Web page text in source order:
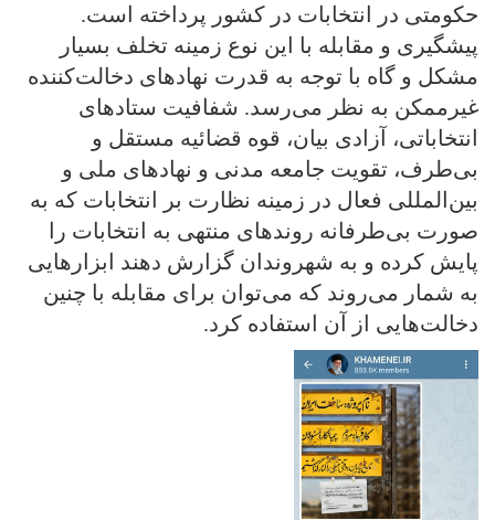
حکومتی در انتخابات در کشور پرداخته است.
پیشگیری و مقابله با این نوع زمینه تخلف بسیار
مشکل و گاه با توجه به قدرت نهادهای دخالت‌کننده
غیرممکن به نظر می‌رسد. شفافیت ستادهای
انتخاباتی، آزادی بیان، قوه قضائیه مستقل و
بی‌طرف، تقویت جامعه مدنی و نهادهای ملی و
بین‌المللی فعال در زمینه نظارت بر انتخابات که به
صورت بی‌طرفانه روندهای منتهی به انتخابات را
پایش کرده و به شهروندان گزارش دهند ابزارهایی
به شمار می‌روند که می‌توان برای مقابله با چنین
دخالت‌هایی از آن استفاده کرد.